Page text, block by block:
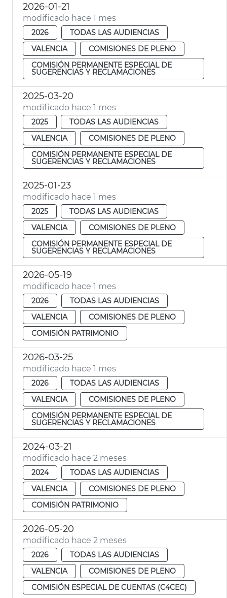
2026-01-21
modificado hace 1 mes
2026
TODAS LAS AUDIENCIAS
VALENCIA
COMISIONES DE PLENO
COMISIÓN PERMANENTE ESPECIAL DE
SUGERENCIAS Y RECLAMACIONES
2025-03-20
modificado hace 1 mes
2025
TODAS LAS AUDIENCIAS
VALENCIA
COMISIONES DE PLENO
COMISIÓN PERMANENTE ESPECIAL DE
SUGERENCIAS Y RECLAMACIONES
2025-01-23
modificado hace 1 mes
2025
TODAS LAS AUDIENCIAS
VALENCIA
COMISIONES DE PLENO
COMISIÓN PERMANENTE ESPECIAL DE
SUGERENCIAS Y RECLAMACIONES
2026-05-19
modificado hace 1 mes
2026
TODAS LAS AUDIENCIAS
VALENCIA
COMISIONES DE PLENO
COMISIÓN PATRIMONIO
2026-03-25
modificado hace 1 mes
2026
TODAS LAS AUDIENCIAS
VALENCIA
COMISIONES DE PLENO
COMISIÓN PERMANENTE ESPECIAL DE
SUGERENCIAS Y RECLAMACIONES
2024-03-21
modificado hace 2 meses
2024
TODAS LAS AUDIENCIAS
VALENCIA
COMISIONES DE PLENO
COMISIÓN PATRIMONIO
2026-05-20
modificado hace 2 meses
2026
TODAS LAS AUDIENCIAS
VALENCIA
COMISIONES DE PLENO
COMISIÓN ESPECIAL DE CUENTAS (C4CEC)